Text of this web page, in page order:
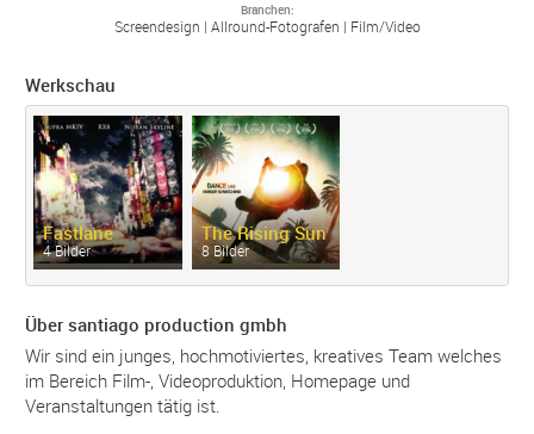
Branchen
Screendesign Allround-Fotografen Film/Video
Werkschau
Fastlane
4 Bilder
The Rising Sun
8 Bilder
Über santiago production gmbh
Wir sind ein junges, hochmotiviertes, kreatives Team welches
im Bereich Film-, Videoproduktion, Homepage und
Veranstaltungen tätig ist.